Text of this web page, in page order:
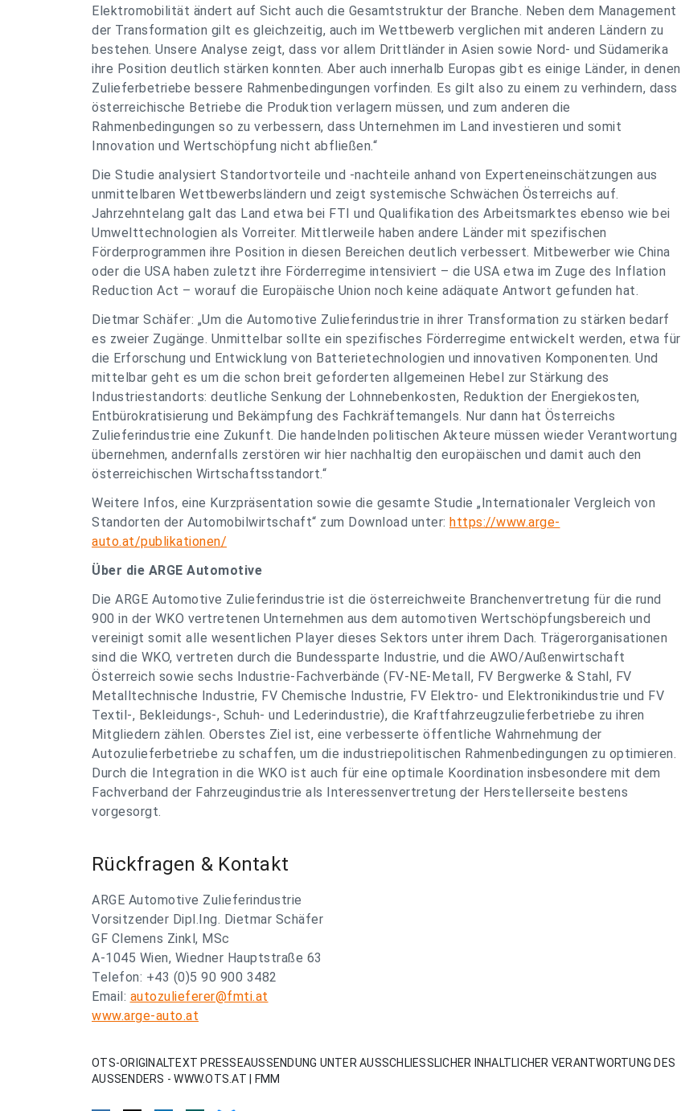
Elektromobilität ändert auf Sicht auch die Gesamtstruktur der Branche. Neben dem Management
der Transformation gilt es gleichzeitig, auch im Wettbewerb verglichen mit anderen Ländern zu
bestehen. Unsere Analyse zeigt, dass vor allem Drittländer in Asien sowie Nord- und Südamerika
ihre Position deutlich stärken konnten. Aber auch innerhalb Europas gibt es einige Länder, in denen
Zulieferbetriebe bessere Rahmenbedingungen vorfinden. Es gilt also zu einem zu verhindern, dass
österreichische Betriebe die Produktion verlagern müssen, und zum anderen die
Rahmenbedingungen so zu verbessern, dass Unternehmen im Land investieren und somit
Innovation und Wertschöpfung nicht abfließen.“
Die Studie analysiert Standortvorteile und -nachteile anhand von Experteneinschätzungen aus
unmittelbaren Wettbewerbsländern und zeigt systemische Schwächen Österreichs auf.
Jahrzehntelang galt das Land etwa bei FTI und Qualifikation des Arbeitsmarktes ebenso wie bei
Umwelttechnologien als Vorreiter. Mittlerweile haben andere Länder mit spezifischen
Förderprogrammen ihre Position in diesen Bereichen deutlich verbessert. Mitbewerber wie China
oder die USA haben zuletzt ihre Förderregime intensiviert – die USA etwa im Zuge des Inflation
Reduction Act – worauf die Europäische Union noch keine adäquate Antwort gefunden hat.
Dietmar Schäfer: „Um die Automotive Zulieferindustrie in ihrer Transformation zu stärken bedarf
es zweier Zugänge. Unmittelbar sollte ein spezifisches Förderregime entwickelt werden, etwa für
die Erforschung und Entwicklung von Batterietechnologien und innovativen Komponenten. Und
mittelbar geht es um die schon breit geforderten allgemeinen Hebel zur Stärkung des
Industriestandorts: deutliche Senkung der Lohnnebenkosten, Reduktion der Energiekosten,
Entbürokratisierung und Bekämpfung des Fachkräftemangels. Nur dann hat Österreichs
Zulieferindustrie eine Zukunft. Die handelnden politischen Akteure müssen wieder Verantwortung
übernehmen, andernfalls zerstören wir hier nachhaltig den europäischen und damit auch den
österreichischen Wirtschaftsstandort.“
Weitere Infos, eine Kurzpräsentation sowie die gesamte Studie „Internationaler Vergleich von
Standorten der Automobilwirtschaft“ zum Download unter: https://www.arge-
auto.at/publikationen/
Über die ARGE Automotive
Die ARGE Automotive Zulieferindustrie ist die österreichweite Branchenvertretung für die rund
900 in der WKO vertretenen Unternehmen aus dem automotiven Wertschöpfungsbereich und
vereinigt somit alle wesentlichen Player dieses Sektors unter ihrem Dach. Trägerorganisationen
sind die WKO, vertreten durch die Bundessparte Industrie, und die AWO/Außenwirtschaft
Österreich sowie sechs Industrie-Fachverbände (FV-NE-Metall, FV Bergwerke & Stahl, FV
Metalltechnische Industrie, FV Chemische Industrie, FV Elektro- und Elektronikindustrie und FV
Textil-, Bekleidungs-, Schuh- und Lederindustrie), die Kraftfahrzeugzulieferbetriebe zu ihren
Mitgliedern zählen. Oberstes Ziel ist, eine verbesserte öffentliche Wahrnehmung der
Autozulieferbetriebe zu schaffen, um die industriepolitischen Rahmenbedingungen zu optimieren.
Durch die Integration in die WKO ist auch für eine optimale Koordination insbesondere mit dem
Fachverband der Fahrzeugindustrie als Interessenvertretung der Herstellerseite bestens
vorgesorgt.
Rückfragen & Kontakt
ARGE Automotive Zulieferindustrie
Vorsitzender Dipl.Ing. Dietmar Schäfer
GF Clemens Zinkl, MSc
A-1045 Wien, Wiedner Hauptstraße 63
Telefon: +43 (0)5 90 900 3482
Email: autozulieferer@fmti.at
www.arge-auto.at
OTS-ORIGINALTEXT PRESSEAUSSENDUNG UNTER AUSSCHLIESSLICHER INHALTLICHER VERANTWORTUNG DES
AUSSENDERS - WWW.OTS.AT | FMM